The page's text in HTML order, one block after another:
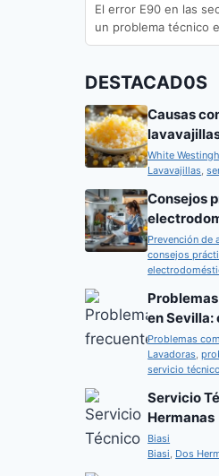
El error E90 en las
un problema técnico
DESTACAD0S
Causas
White
Lavavajillas ,
Consejos
Prevención de
consejos
en Sevilla:
Problemas
Lavadoras ,
servicio técnico
Servicio
Hermanas
Biasi
Biasi Dos